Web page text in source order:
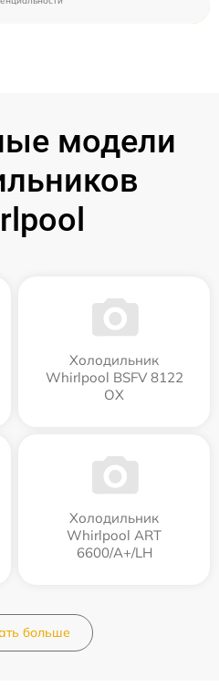
модели
Холодильник
Whirlpool BSFV 8122
OX
Холодильник
Whirlpool ART
6600/A+/LH
больше